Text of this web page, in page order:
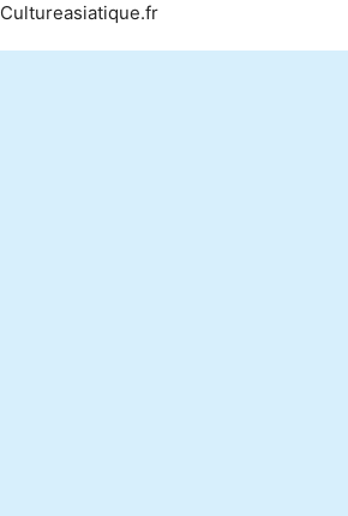
Cultureasiatique.fr